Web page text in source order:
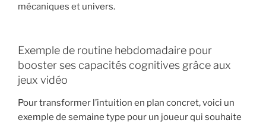
mécaniques et univers.
Exemple de routine hebdomadaire pour
booster ses capacités cognitives grâce aux
jeux vidéo
Pour transformer l’intuition en plan concret, voici un
exemple de semaine type pour un joueur qui souhaite